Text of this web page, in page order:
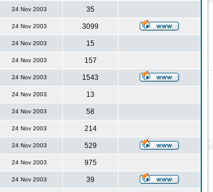
24 Nov 2003 35
24 Nov 2003 3099
24 Nov 2003 15
24 Nov 2003 157
24 Nov 2003 1543
24 Nov 2003 13
24 Nov 2003 58
24 Nov 2003 214
24 Nov 2003 529
24 Nov 2003 975
24 Nov 2003 39